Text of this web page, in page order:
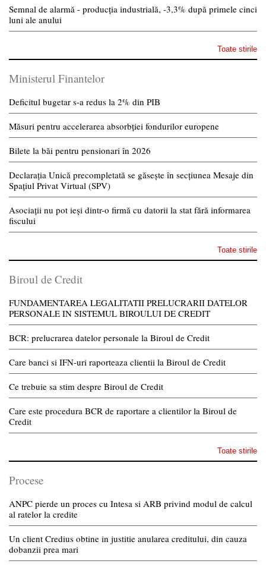
Semnal de alarmă - producția industrială, -3,3% după primele cinci
luni ale anului
Toate stirile
Ministerul Finantelor
Deficitul bugetar s-a redus la 2% din PIB
Măsuri pentru accelerarea absorbției fondurilor europene
Bilete la băi pentru pensionari în 2026
Declarația Unică precompletată se găsește în secțiunea Mesaje din
Spațiul Privat Virtual (SPV)
Asociații nu pot ieși dintr-o firmă cu datorii la stat fără informarea
fiscului
Toate stirile
Biroul de Credit
FUNDAMENTAREA LEGALITATII PRELUCRARII DATELOR
PERSONALE IN SISTEMUL BIROULUI DE CREDIT
BCR: prelucrarea datelor personale la Biroul de Credit
Care banci si IFN-uri raporteaza clientii la Biroul de Credit
Ce trebuie sa stim despre Biroul de Credit
Care este procedura BCR de raportare a clientilor la Biroul de
Credit
Toate stirile
Procese
ANPC pierde un proces cu Intesa si ARB privind modul de calcul
al ratelor la credite
Un client Credius obtine in justitie anularea creditului, din cauza
dobanzii prea mari